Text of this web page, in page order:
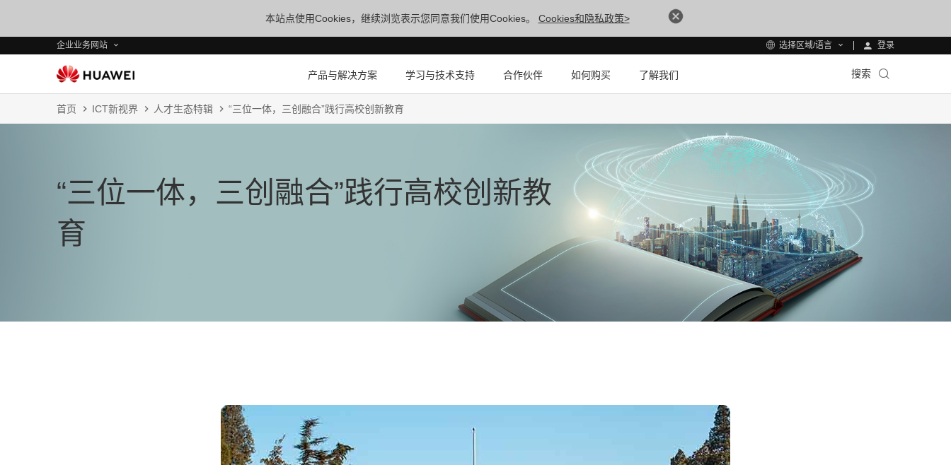
本站点使用Cookies，继续浏览表示您同意我们使用Cookies。 Cookies和隐私政策>
企业业务网站 选择区域/语言 登录
产品与解决方案 学习与技术支持 合作伙伴 如何购买 了解我们 搜索
首页 ICT新视界 人才生态特辑 “三位一体，三创融合”践行高校创新教育
“三位一体，三创融合”践行高校创新教
育